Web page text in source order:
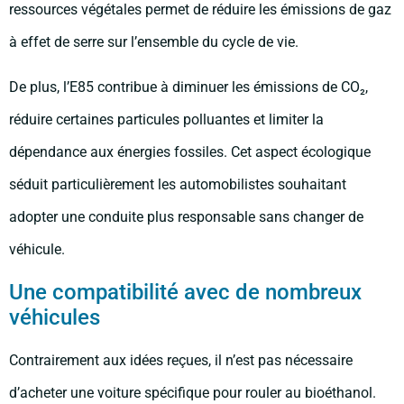
ressources végétales permet de réduire les émissions de gaz
à effet de serre sur l’ensemble du cycle de vie.
De plus, l’E85 contribue à diminuer les émissions de CO₂,
réduire certaines particules polluantes et limiter la
dépendance aux énergies fossiles. Cet aspect écologique
séduit particulièrement les automobilistes souhaitant
adopter une conduite plus responsable sans changer de
véhicule.
Une compatibilité avec de nombreux
véhicules
Contrairement aux idées reçues, il n’est pas nécessaire
d’acheter une voiture spécifique pour rouler au bioéthanol.